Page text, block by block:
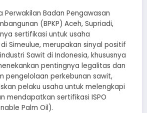
Perwakilan Badan Pengawasan
(BPKP) Aceh, Supriadi,
sertifikasi untuk usaha
Simeulue, merupakan sinyal positif
Sawit di Indonesia, khususnya
pentingnya legalitas dan
pengelolaan perkebunan sawit,
pelaku usaha untuk melengkapi
mendapatkan sertifikasi ISPO
Palm Oil).